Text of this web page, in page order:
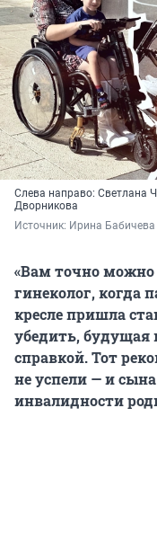
Слева направо: Светлана
Дворникова
Источник: Ирина Бабичева
«Вам точно можно
гинеколог, когда
кресле пришла
убедить, будущая
справкой. Тот
не успели — и
инвалидности